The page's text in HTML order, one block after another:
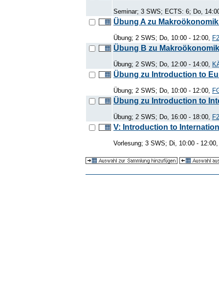
Seminar; 3 SWS; ECTS: 6; Do,
Übung A zu
Übung; 2 SWS; Do, 10:00 - 12:00,
Übung B zu
Übung; 2 SWS; Do, 12:00 - 14:00,
Übung zu Introduction to
Übung; 2 SWS; Do, 10:00 - 12:00,
Übung zu Introduction to
Übung; 2 SWS; Do, 16:00 - 18:00,
V: Introduction to
Vorlesung; 3 SWS; Di, 10:00 -